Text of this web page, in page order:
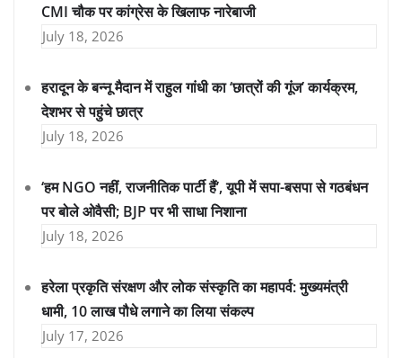
CMI चौक पर कांग्रेस के खिलाफ नारेबाजी
July 18, 2026
हरादून के बन्नू मैदान में राहुल गांधी का ‘छात्रों की गूंज’ कार्यक्रम,
देशभर से पहुंचे छात्र
July 18, 2026
‘हम NGO नहीं, राजनीतिक पार्टी हैं’, यूपी में सपा-बसपा से गठबंधन
पर बोले ओवैसी; BJP पर भी साधा निशाना
July 18, 2026
हरेला प्रकृति संरक्षण और लोक संस्कृति का महापर्व: मुख्यमंत्री
धामी, 10 लाख पौधे लगाने का लिया संकल्प
July 17, 2026